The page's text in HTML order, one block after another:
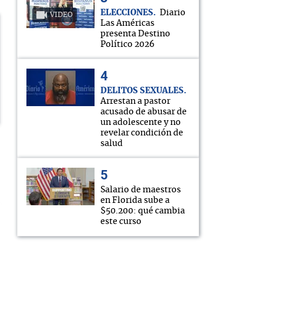
VIDEO ELECCIONES
Diario
Las Américas
presenta Destino
Político 2026
DELITOS SEXUALES
Arrestan a pastor
acusado de abusar de
un adolescente y no
revelar condición de
salud
Salario de maestros
en Florida sube a
$50.200: qué cambia
este curso